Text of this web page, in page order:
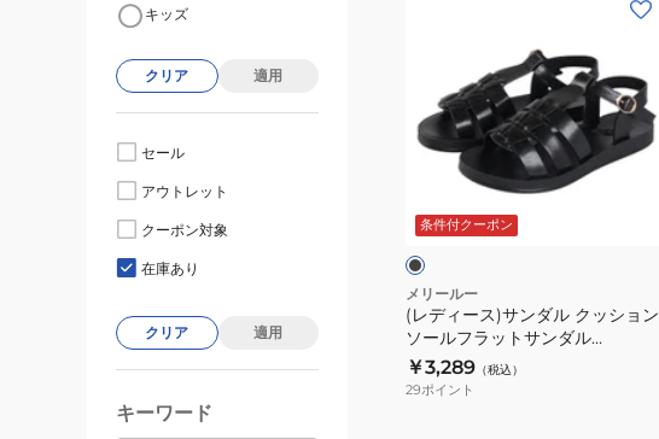
ス)
サ
ル
ク
ッ
シ
ョ
ン
条件付クーポン
メリールー
(レディース)サンダル クッション
ソールフラットサンダル
6352BLACK
￥3,289 （税込）
29ポイント
ホ
キッズ
クリア 適用
セール
アウトレット
クーポン対象
在庫あり
クリア 適用
キーワード